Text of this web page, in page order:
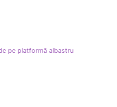
pe platformă albastru